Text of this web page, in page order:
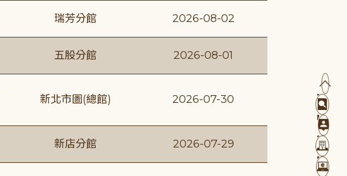
瑞芳分館 2026-08-02
五股分館 2026-08-01
新北市圖(總館) 2026-07-30
新店分館 2026-07-29